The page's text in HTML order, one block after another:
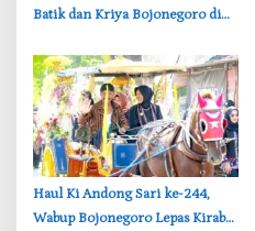
Batik dan Kriya Bojonegoro di
Yogyakarta
‎Haul Ki Andong Sari ke-244,
Wabup Bojonegoro Lepas Kirab